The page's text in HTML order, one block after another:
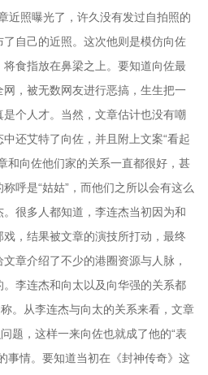
近照曝光了，许久没有发过自拍照的
自己的近照。这次他则是模仿向佐
食指放在鼻梁之上。要知道向佐最
，被无数网友进行恶搞，生生把一
个人才。当然，文章估计也没有嘲
还艾特了向佐，并且附上文案“看起
和向佐他们家的关系一直都很好，甚
呼是“姑姑”，而他们之所以会有这么
很多人都知道，李连杰当初因为和
，结果被文章的演技所打动，最终
章介绍了不少的港圈资源与人脉，
李连杰和向太以及向华强的关系都
。从李连杰与向太的关系来看，文章
题，这样一来向佐也就成了他的“表
事情。要知道当初在《封神传奇》这